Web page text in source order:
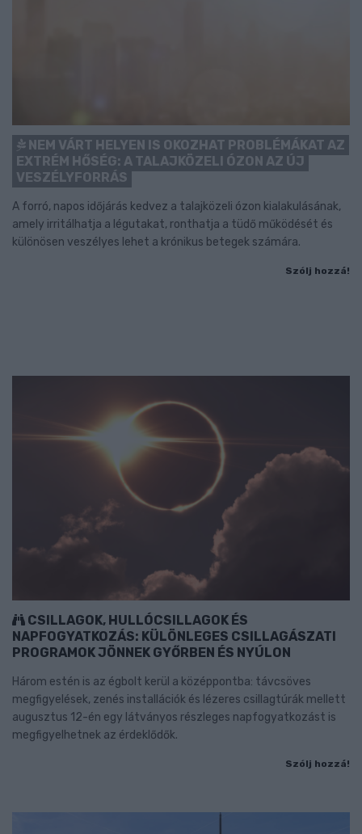
NEM VÁRT HELYEN IS OKOZHAT PROBLÉMÁKAT AZ
EXTRÉM HŐSÉG: A TALAJKÖZELI ÓZON AZ ÚJ
VESZÉLYFORRÁS
A forró, napos időjárás kedvez a talajközeli ózon kialakulásának,
amely irritálhatja a légutakat, ronthatja a tüdő működését és
különösen veszélyes lehet a krónikus betegek számára.
Szólj hozzá!
CSILLAGOK, HULLÓCSILLAGOK ÉS
NAPFOGYATKOZÁS: KÜLÖNLEGES CSILLAGÁSZATI
PROGRAMOK JÖNNEK GYŐRBEN ÉS NYÚLON
Három estén is az égbolt kerül a középpontba: távcsöves
megfigyelések, zenés installációk és lézeres csillagtúrák mellett
augusztus 12-én egy látványos részleges napfogyatkozást is
megfigyelhetnek az érdeklődők.
Szólj hozzá!